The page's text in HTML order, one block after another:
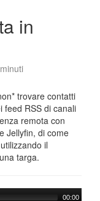
in
trovare contatti
feed RSS di canali
remota con
Jellyfin, di come
il
targa.
00:00